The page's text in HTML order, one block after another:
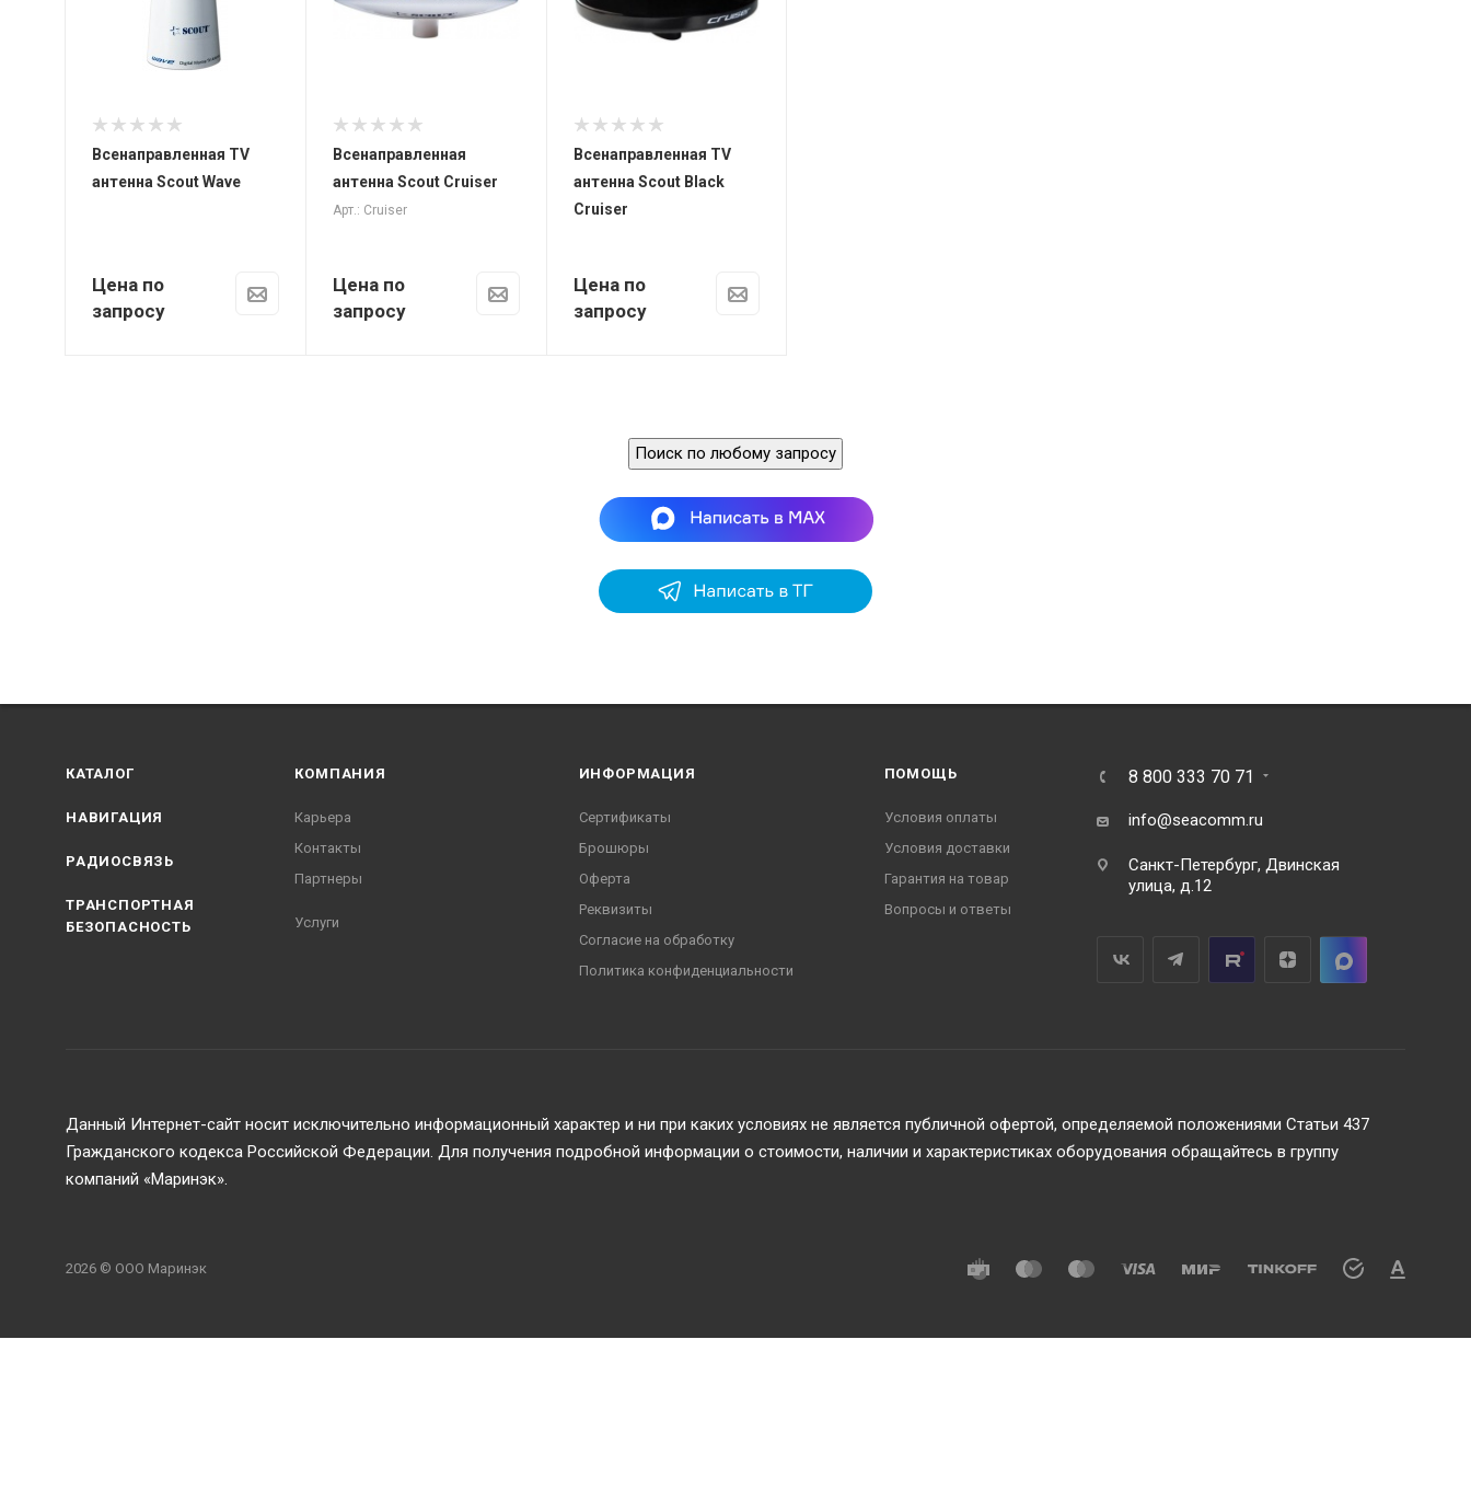
постоянного
Каналы
фев.69
Всенаправленная TV
антенна Scout Wave
Цена по
запросу
Всенаправленная
антенна Scout Cruiser
Арт.: Cruiser
Цена по
запросу
Питание
Вес
560 гр
Всенаправленная TV
антенна Scout Black
Cruiser
Цена по
запросу
Поиск по любому запросу
КАТАЛОГ
НАВИГАЦИЯ
РАДИОСВЯЗЬ
ТРАНСПОРТНАЯ
БЕЗОПАСНОСТЬ
КОМПАНИЯ
Карьера
Контакты
Партнеры
Услуги
ИНФОРМАЦИЯ
Сертификаты
Брошюры
Оферта
Реквизиты
Согласие на обработку
Политика конфиденциальности
ПОМОЩЬ
Условия оплаты
Условия доставки
Гарантия на товар
Вопросы и ответы
8 800 333 70 71
info@seacomm.ru
Санкт-Петербург, Двинская
улица, д.12
Данный Интернет-сайт носит исключительно информационный характер и ни при каких условиях не является публичной офертой, определяемой положениями Статьи 437
Гражданского кодекса Российской Федерации. Для получения подробной информации о стоимости, наличии и характеристиках оборудования обращайтесь в группу
компаний «Маринэк».
2026 © ООО Маринэк